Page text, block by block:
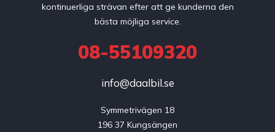
kontinuerliga strävan efter att ge kunderna den
bästa möjliga service.
08-55109320
info@daalbil.se
Symmetrivägen 18
196 37 Kungsängen